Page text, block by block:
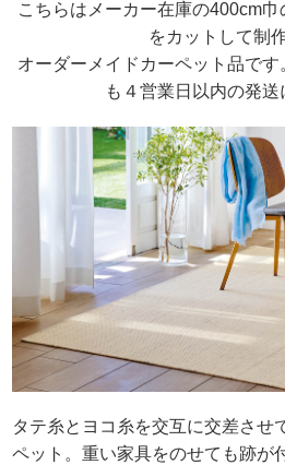
こちらはメーカー在庫の400cm
をカットして制
オーダーメイドカーペット品で
も４営業日以内の発送
タテ糸とヨコ糸を交互に交差させ
ペット。重い家具をのせても跡が